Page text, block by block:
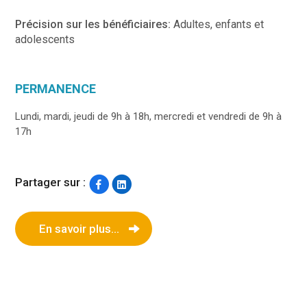
Précision sur les bénéficiaires:Adultes, enfants et
adolescents
PERMANENCE
Lundi, mardi, jeudi de 9h à 18h, mercredi et vendredi de 9h à
17h
Partager sur :
En savoir plus...